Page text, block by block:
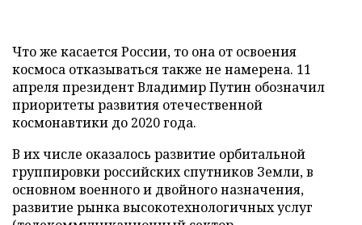
Что же касается России, то она от освоения
космоса отказываться также не намерена. 11
апреля президент Владимир Путин обозначил
приоритеты развития отечественной
космонавтики до 2020 года.
В их числе оказалось развитие орбитальной
группировки российских спутников Земли, в
основном военного и двойного назначения,
развитие рынка высокотехнологичных услуг